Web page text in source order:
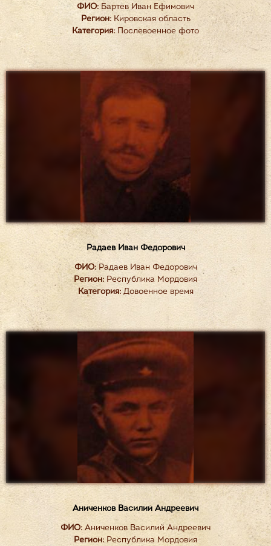
ФИО: Бартев Иван Ефимович
Регион:Кировская область
Категория:Послевоенное фото
Радаев Иван Федорович
ФИО:Радаев Иван Федорович
Регион: Республика Мордовия
Категория:Довоенное время
Аниченков Василий Андреевич
ФИО: Аниченков Василий Андреевич
Регион:Республика Мордовия